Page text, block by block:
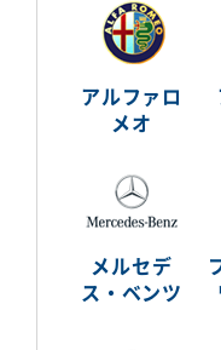
アルファロ
メオ
メルセデ
ス・ベンツ